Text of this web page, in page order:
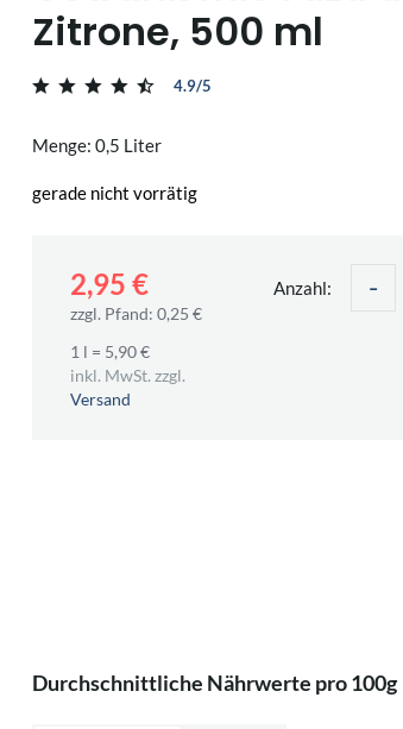
Zitrone, 500 ml
4.9/5
Menge: 0,5 Liter
gerade nicht vorrätig
2,95 €
zzgl. Pfand: 0,25 €
Anzahl: -
1 l = 5,90 €
inkl. MwSt. zzgl.
Versand
Durchschnittliche Nährwerte pro 100g